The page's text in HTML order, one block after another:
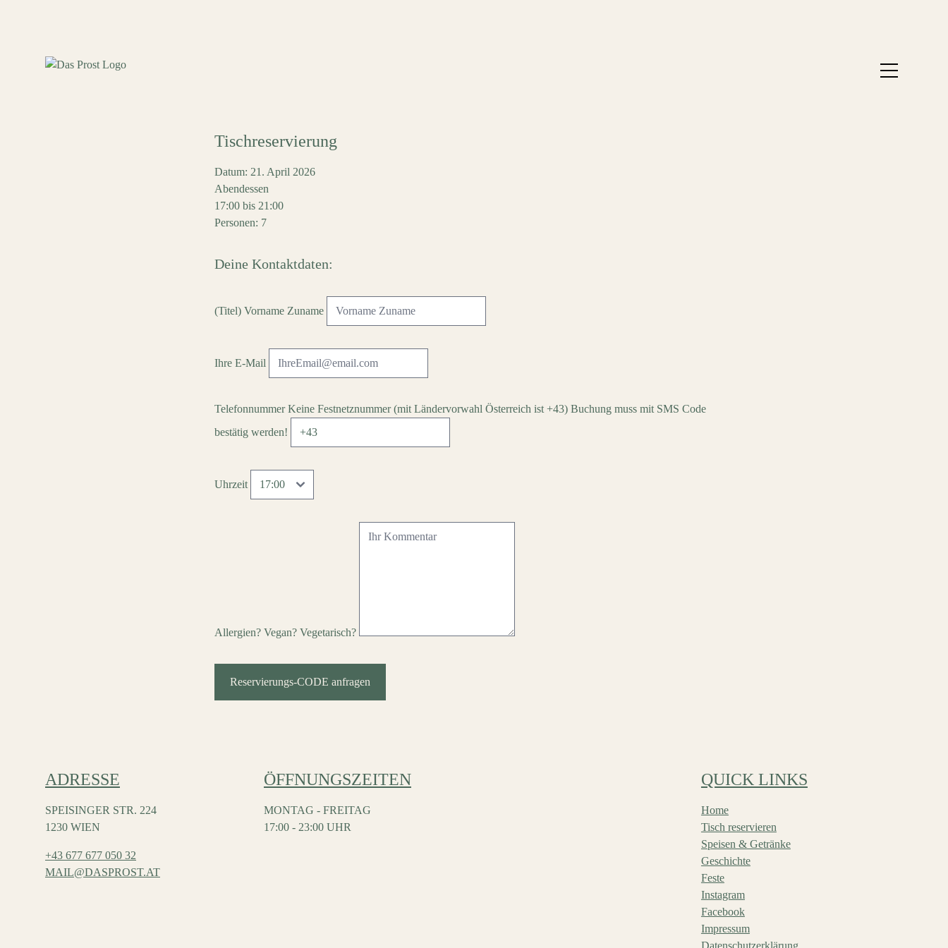
Tischreservierung
Datum: 21. April 2026
Abendessen
17:00 bis 21:00
Personen: 7
Deine Kontaktdaten:
(Titel) Vorname Zuname
Ihre E-Mail
TelefonnummerKeine Festnetznummer (mit Ländervorwahl Österreich ist +43) Buchung muss mit SMS Code
bestätig werden!
Uhrzeit
Allergien? Vegan? Vegetarisch?
Reservierungs-CODE anfragen
ADRESSE
SPEISINGER STR. 224
1230 WIEN
+43 677 677 050 32
MAIL@DASPROST.AT
ÖFFNUNGSZEITEN
MONTAG - FREITAG
17:00 - 23:00 UHR
QUICK LINKS
Home
Tisch reservieren
Speisen & Getränke
Geschichte
Feste
Instagram
Facebook
Impressum
Datenschutzerklärung